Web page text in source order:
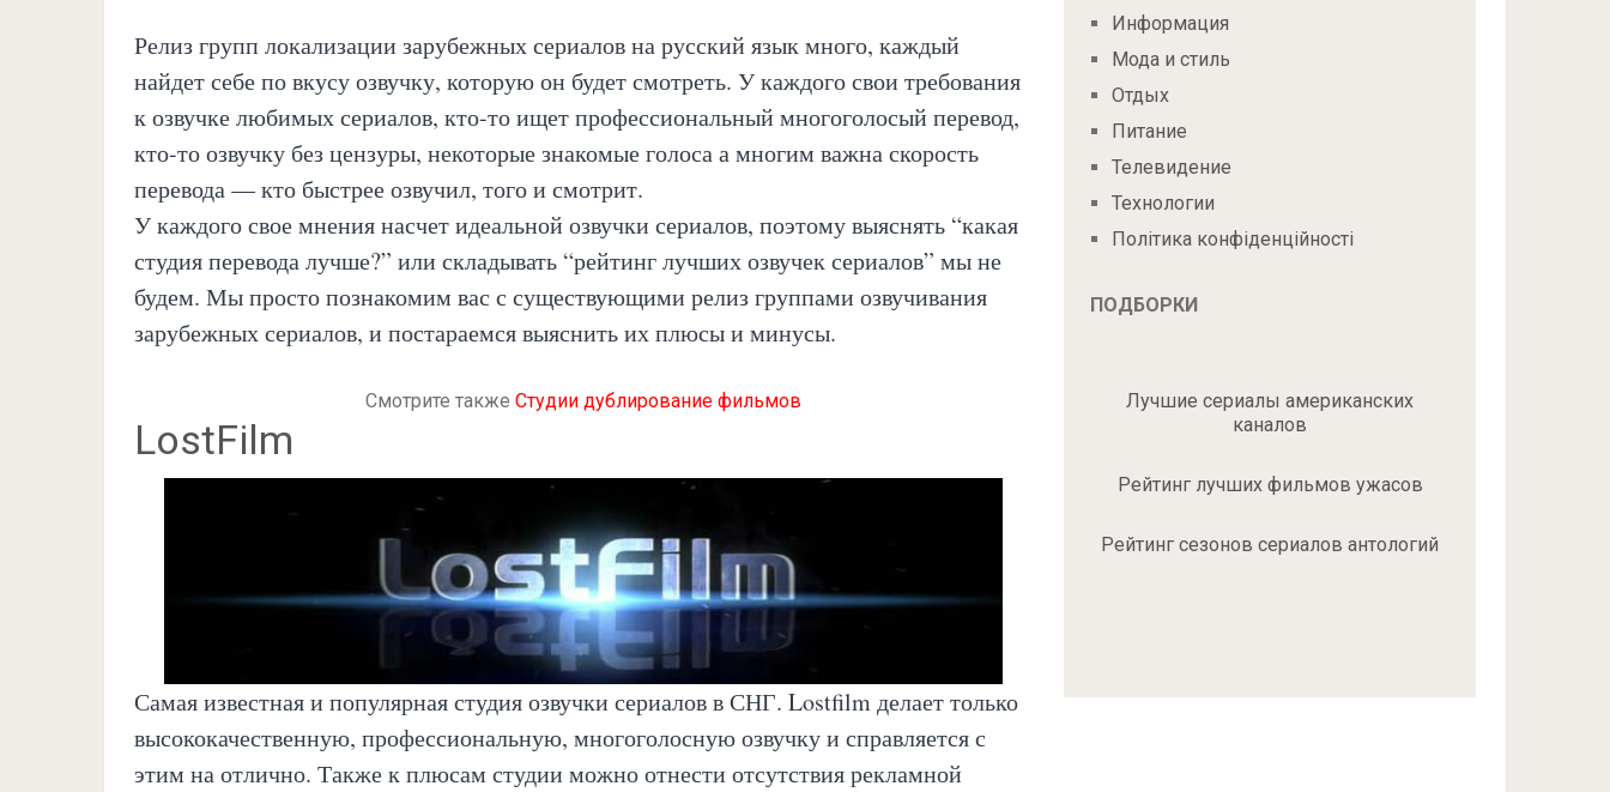
Релиз групп локализации зарубежных сериалов на русский язык много, каждый
найдет себе по вкусу озвучку, которую он будет смотреть. У каждого свои требования
к озвучке любимых сериалов, кто-то ищет профессиональный многоголосый перевод,
кто-то озвучку без цензуры, некоторые знакомые голоса а многим важна скорость
перевода — кто быстрее озвучил, того и смотрит.
У каждого свое мнения насчет идеальной озвучки сериалов, поэтому выяснять “какая
студия перевода лучше?” или складывать “рейтинг лучших озвучек сериалов” мы не
будем. Мы просто познакомим вас с существующими релиз группами озвучивания
зарубежных сериалов, и постараемся выяснить их плюсы и минусы.
Смотрите такжеСтудии дублирование фильмов
LostFilm
Самая известная и популярная студия озвучки сериалов в СНГ. Lostfilm делает только
высококачественную, профессиональную, многоголосную озвучку и справляется с
этим на отлично. Также к плюсам студии можно отнести отсутствия рекламной
Информация
Мода и стиль
Отдых
Питание
Телевидение
Технологии
Політика конфіденційності
ПОДБОРКИ
Лучшие сериалы американских
каналов
Рейтинг лучших фильмов ужасов
Рейтинг сезонов сериалов антологий